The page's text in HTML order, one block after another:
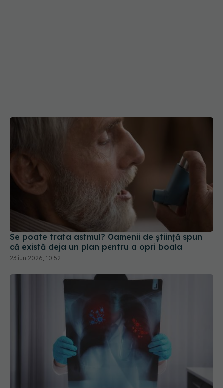
Se poate trata astmul? Oamenii de știință spun
că există deja un plan pentru a opri boala
23 iun 2026, 10:52